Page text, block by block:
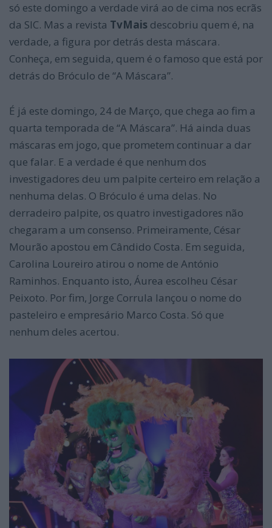
só este domingo a verdade virá ao de cima nos ecrãs
da SIC. Mas a revista TvMais descobriu quem é, na
verdade, a figura por detrás desta máscara.
Conheça, em seguida, quem é o famoso que está por
detrás do Bróculo de “A Máscara”.
É já este domingo, 24 de Março, que chega ao fim a
quarta temporada de “A Máscara”. Há ainda duas
máscaras em jogo, que prometem continuar a dar
que falar. E a verdade é que nenhum dos
investigadores deu um palpite certeiro em relação a
nenhuma delas. O Bróculo é uma delas. No
derradeiro palpite, os quatro investigadores não
chegaram a um consenso. Primeiramente, César
Mourão apostou em Cândido Costa. Em seguida,
Carolina Loureiro atirou o nome de António
Raminhos. Enquanto isto, Áurea escolheu César
Peixoto. Por fim, Jorge Corrula lançou o nome do
pasteleiro e empresário Marco Costa. Só que
nenhum deles acertou.